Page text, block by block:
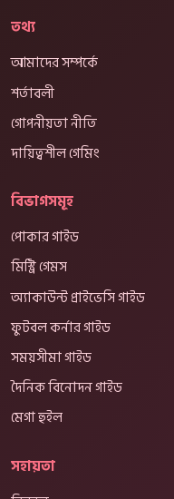
তথ্য
আমাদের সম্পর্কে
শর্তাবলী
গোপনীয়তা নীতি
দায়িত্বশীল গেমিং
বিভাগসমূহ
পোকার গাইড
মিস্ট্রি গেমস
অ্যাকাউন্ট প্রাইভেসি গাইড
ফুটবল কর্নার গাইড
সময়সীমা গাইড
দৈনিক বিনোদন গাইড
মেগা হুইল
সহায়তা